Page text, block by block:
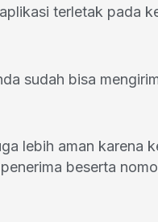
terletak pada
sudah bisa
lebih aman karena
beserta